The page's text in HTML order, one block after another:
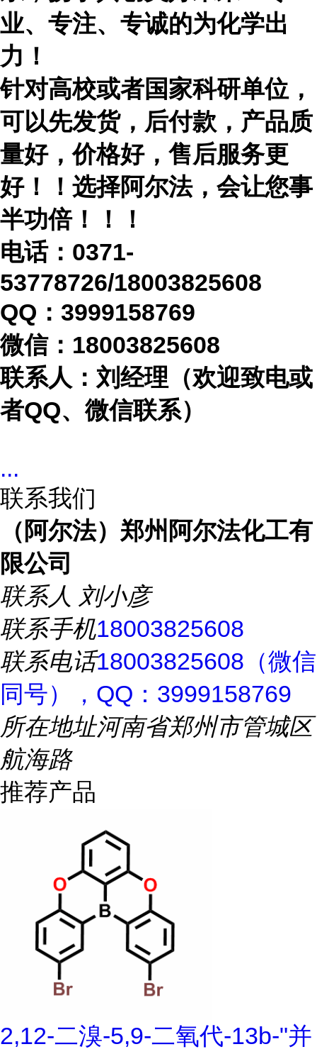
业、专注、专诚的为化学出
力！
针对高校或者国家科研单位，
可以先发货，后付款，产品质
量好，价格好，售后服务更
好！！选择阿尔法，会让您事
半功倍！！！
电话： 0371-
53778726/18003825608
QQ：3999158769
微信： 18003825608
联系人：刘经理（欢迎致电或
者QQ、微信联系）
...
联系我们
（阿尔法）郑州阿尔法化工有
限公司
联系人 刘小彦
联系手机18003825608
联系电话18003825608（微信
同号），QQ：3999158769
所在地址河南省郑州市管城区
航海路
推荐产品
2,12-二溴-5,9-二氧代-13b-"并